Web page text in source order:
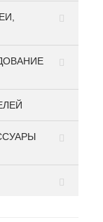
MJX
З/У+
артикул